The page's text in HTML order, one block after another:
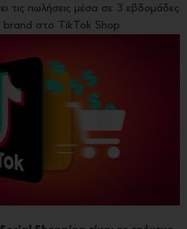
τις πωλήσεις μέσα σε 3 εβδομάδες
brand στο TikTok Shop